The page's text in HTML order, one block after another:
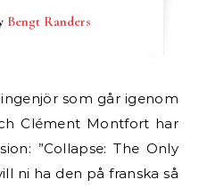
Bengt Randers
Clément Montfort har
”Collapse: The Only
ni ha den på franska så